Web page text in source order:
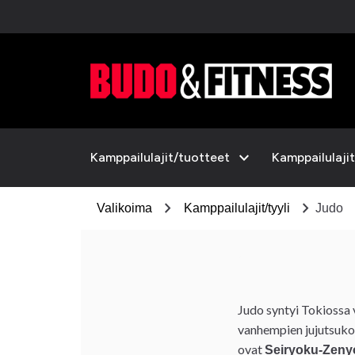
Kamppailulajit/tuotteet expand_more
Valikoima chevron_right Kamppailulajit/tyyli chevron_right Judo
Judo syntyi
vanhempien
ovatSeiryoku-